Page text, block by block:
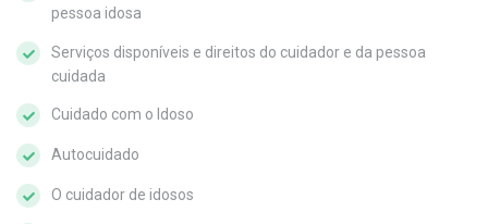
pessoa idosa
Serviços disponíveis e direitos do cuidador e da pessoa
cuidada
Cuidado com o Idoso
Autocuidado
O cuidador de idosos